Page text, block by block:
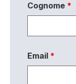
Cognome *
Email *